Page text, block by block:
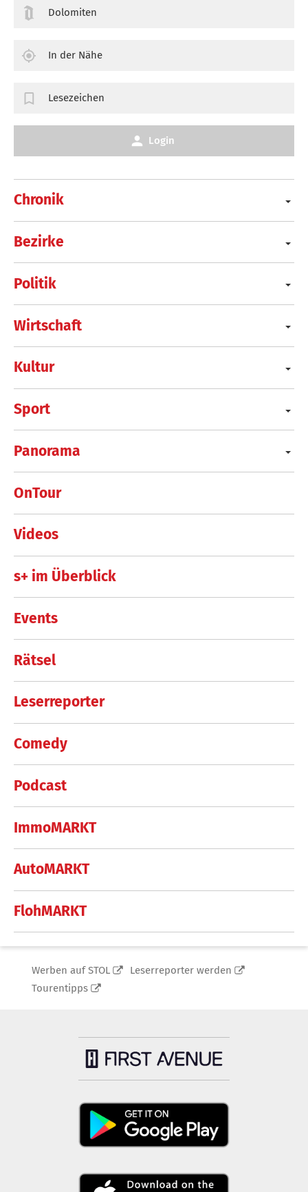
Chronik
Bezirke
Politik
Wirtschaft
Kultur
Sport
Panorama
OnTour
Videos
s+ im Überblick
Events
Rätsel
Leserreporter
Comedy
Podcast
ImmoMARKT
AutoMARKT
FlohMARKT
Dolomiten
In der Nähe
Lesezeichen
Login
Werben auf STOL
Leserreporter werden
Tourentipps